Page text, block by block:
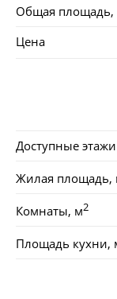
Общая площадь,
Цена
Доступные этажи
Жилая площадь,
Комнаты, м2
Площадь кухни,